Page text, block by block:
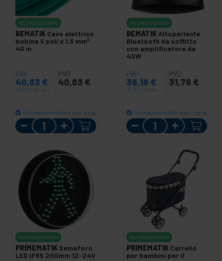
RICONDIZIONATO
BEMATIK Cavo elettrico
bobina 5 poli x 1,5 mm²
40 m
PVP
40,83 €
40,83 € IVA inc.
PVD
40,83 €
Consegna immediata REF: S1168
Quantità
RICONDIZIONATO
BEMATIK Altoparlante
Bluetooth da soffitto
con amplificatore da
40W
PVP
36,16 €
36,16 € IVA inc.
PVD
31,78 €
Consegna immediataREF: S0178
Quantità
RICONDIZIONATO
PRIMEMATIK Semaforo
LED IP65 200mm 12-24V
RICONDIZIONATO
PRIMEMATIK Carrello
per bambini per il